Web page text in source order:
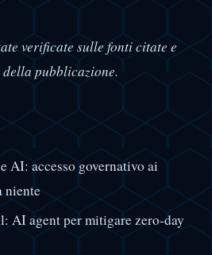
verificate sulle fonti citate e
pubblicazione.
AI: accesso governativo ai
niente
AI agent per mitigare zero-day